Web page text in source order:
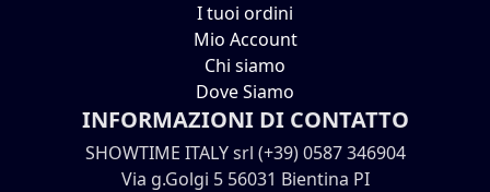
I tuoi ordini
Mio Account
Chi siamo
Dove Siamo
INFORMAZIONI DI CONTATTO
SHOWTIME ITALY srl (+39) 0587 346904
Via g.Golgi 5 56031 Bientina PI